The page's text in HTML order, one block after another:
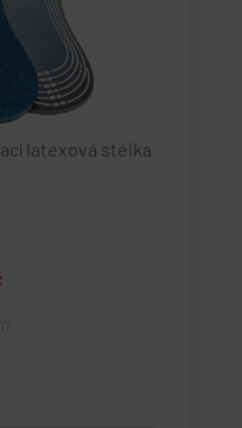
latexová stélka